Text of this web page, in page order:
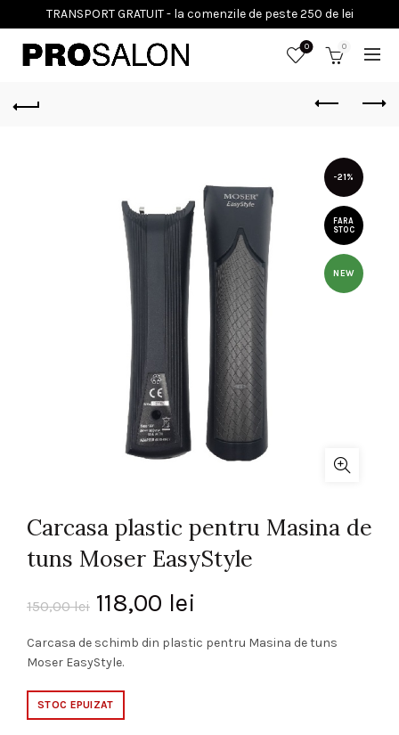
0 0
-21%
FARA
STOC
NEW
Carcasa plastic pentru Masina de
tuns Moser EasyStyle
150,00lei Prețul
inițial
fost:
118,00 lei
curent
Carcasa de schimb din plastic pentru Masina de tuns
Moser EasyStyle.
STOC EPUIZAT